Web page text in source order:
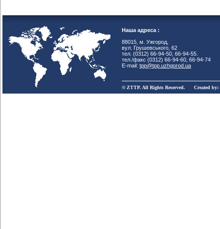
Наша адреса :
88015, м. Ужгород,
вул. Грушевського, 62
тел. (0312) 66-94-50, 66-94-55.
тел./факс (0312) 66-94-60, 66-94-74
E-mail: tpp@tpp.uzhgorod.ua
© ZTTP. All Rights Reserved. Created by: